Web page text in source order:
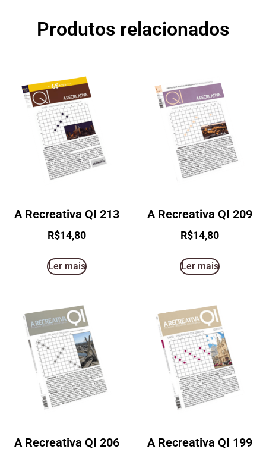
Produtos relacionados
A Recreativa QI 213
R$14,80
Ler mais
A Recreativa QI 209
R$14,80
Ler mais
A Recreativa QI 206 A Recreativa QI 199